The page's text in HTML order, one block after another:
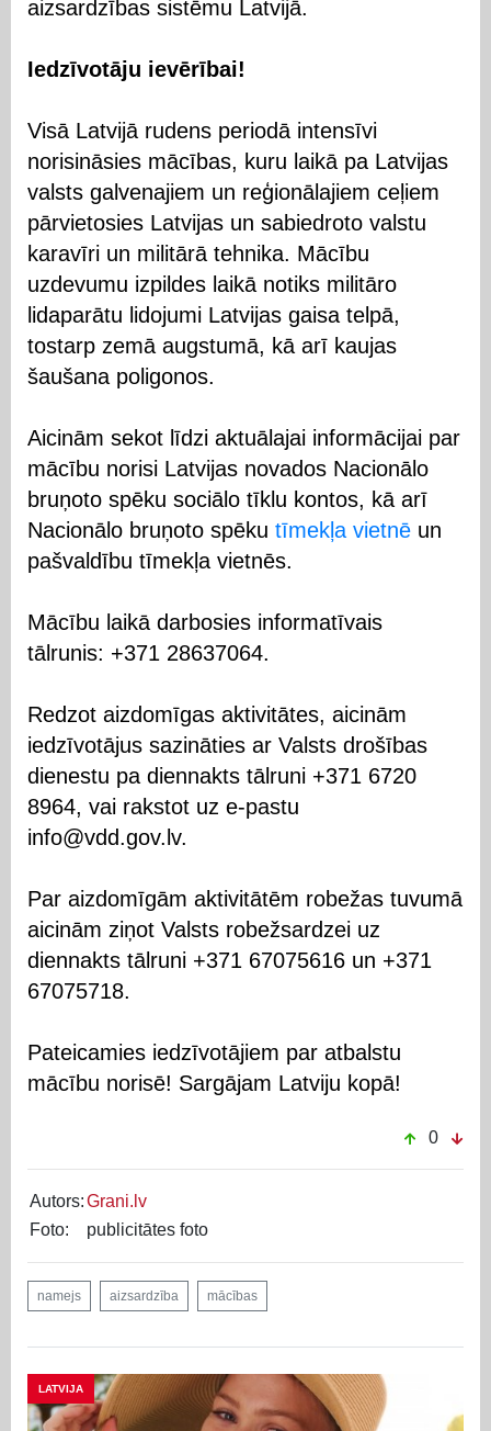
aizsardzības sistēmu Latvijā.
Iedzīvotāju ievērībai!
Visā Latvijā rudens periodā intensīvi
norisināsies mācības, kuru laikā pa Latvijas
valsts galvenajiem un reģionālajiem ceļiem
pārvietosies Latvijas un sabiedroto valstu
karavīri un militārā tehnika. Mācību
uzdevumu izpildes laikā notiks militāro
lidaparātu lidojumi Latvijas gaisa telpā,
tostarp zemā augstumā, kā arī kaujas
šaušana poligonos.
Aicinām sekot līdzi aktuālajai informācijai par
mācību norisi Latvijas novados Nacionālo
bruņoto spēku sociālo tīklu kontos, kā arī
Nacionālo bruņoto spēku tīmekļa vietnē un
pašvaldību tīmekļa vietnēs.
Mācību laikā darbosies informatīvais
tālrunis: +371 28637064.
Redzot aizdomīgas aktivitātes, aicinām
iedzīvotājus sazināties ar Valsts drošības
dienestu pa diennakts tālruni +371 6720
8964, vai rakstot uz e-pastu
info@vdd.gov.lv.
Par aizdomīgām aktivitātēm robežas tuvumā
aicinām ziņot Valsts robežsardzei uz
diennakts tālruni +371 67075616 un +371
67075718.
Pateicamies iedzīvotājiem par atbalstu
mācību norisē! Sargājam Latviju kopā!
0
Autors:Grani.lv
Foto:
publicitātes foto
namejs aizsardzība mācības
LATVIJA